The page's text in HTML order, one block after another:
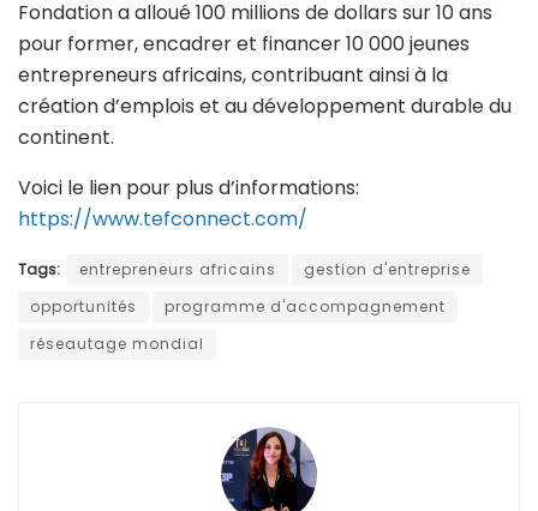
Fondation a alloué 100 millions de dollars sur 10 ans
pour former, encadrer et financer 10 000 jeunes
entrepreneurs africains, contribuant ainsi à la
création d’emplois et au développement durable du
continent.
Voici le lien pour plus d’informations:
https://www.tefconnect.com/
Tags: entrepreneurs africains
gestion d'entreprise
opportunités
programme d'accompagnement
réseautage mondial